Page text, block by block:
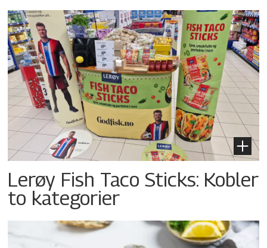
Lerøy Fish Taco Sticks: Kobler
to kategorier